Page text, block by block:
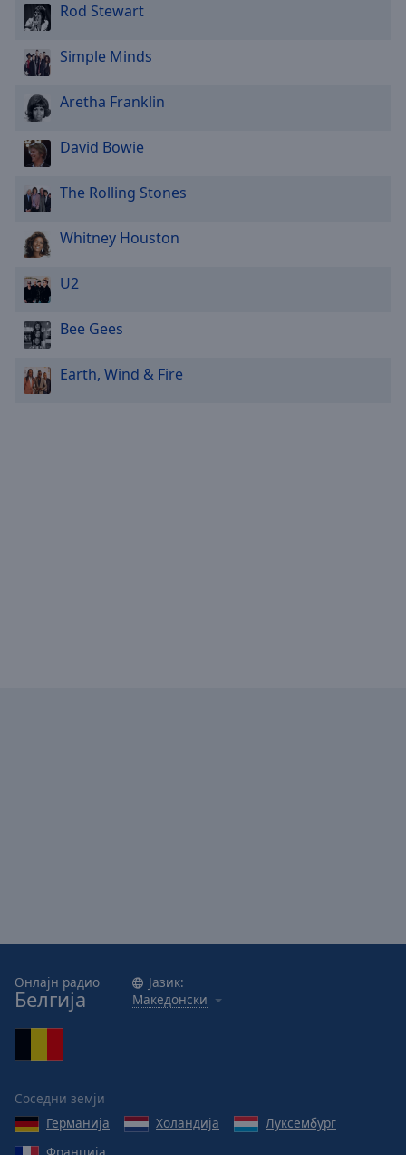
Rod Stewart
Simple Minds
Aretha Franklin
David Bowie
The Rolling Stones
Whitney Houston
U2
Bee Gees
Earth, Wind & Fire
Онлајн радио
Белгија
Јазик:
Македонски
Соседни земји
Германија
Холандија
Луксембург